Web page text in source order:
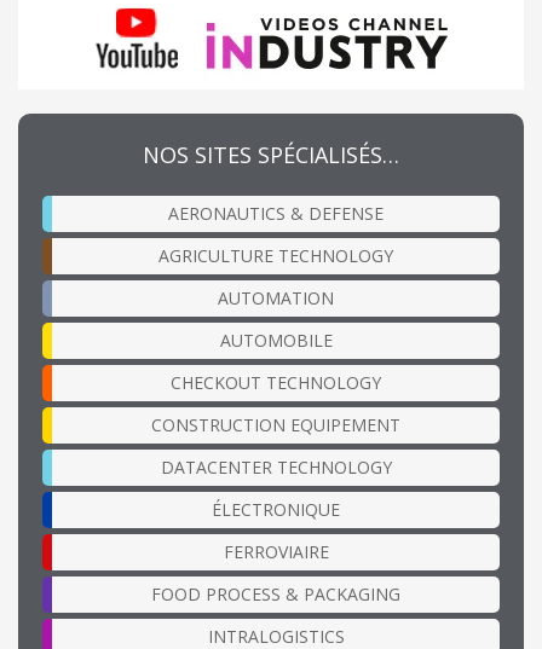
NOS SITES SPÉCIALISÉS…
AERONAUTICS & DEFENSE
AGRICULTURE TECHNOLOGY
AUTOMATION
AUTOMOBILE
CHECKOUT TECHNOLOGY
CONSTRUCTION EQUIPEMENT
DATACENTER TECHNOLOGY
ÉLECTRONIQUE
FERROVIAIRE
FOOD PROCESS & PACKAGING
INTRALOGISTICS